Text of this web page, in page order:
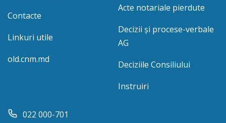
Contacte
Linkuri utile
old.cnm.md
Acte notariale pierdute
Decizii și procese-verbale
AG
Deciziile Consiliului
Instruiri
022 000-701